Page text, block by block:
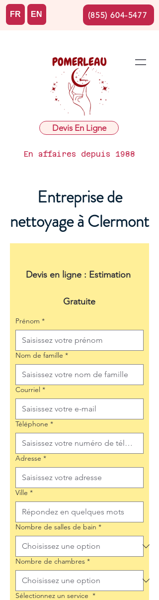
Devis En Ligne
En affaires depuis 1988
FR EN (855) 604-5477
Entreprise de
nettoyage à Clermont
Devis en ligne : Estimation
Gratuite
Prénom *
Nom de famille *
Courriel *
Téléphone *
Adresse *
Ville *
Nombre de salles de bain *
Nombre de chambres *
Sélectionnez un service *